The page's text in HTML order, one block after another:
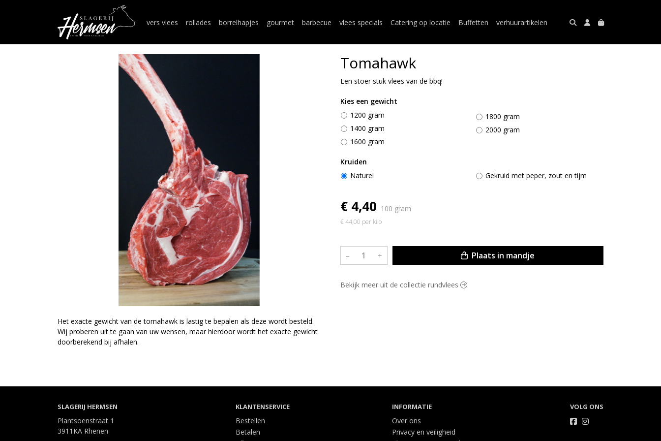
vers vlees rollades borrelhapjes gourmet barbecue vlees specials Catering op locatie Buffetten verhuurartikelen
Het exacte gewicht van de tomahawk is lastig te bepalen als deze wordt besteld.
Wij proberen uit te gaan van uw wensen, maar hierdoor wordt het exacte gewicht
doorberekend bij afhalen.
Tomahawk
Een stoer stuk vlees van de bbq!
Kies een gewicht
1200 gram
1400 gram
1600 gram
1800 gram
2000 gram
Kruiden
Naturel
Gekruid met peper, zout en tijm
€ 4,40 100 gram
€ 44,00 per kilo
– + Plaats in mandje
Bekijk meer uit de collectie rundvlees
SLAGERIJ HERMSEN
Plantsoenstraat 1
3911KA Rhenen
KLANTENSERVICE
Bestellen
Betalen
INFORMATIE
Over ons
Privacy en veiligheid
VOLG ONS